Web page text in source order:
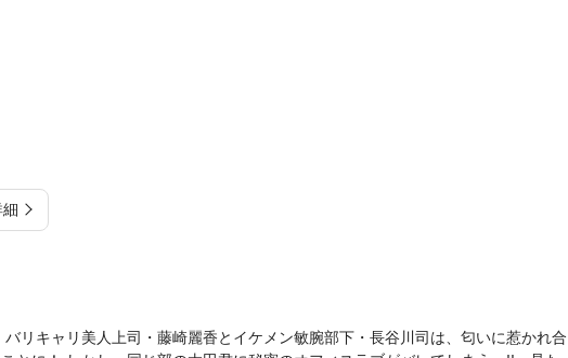
リキャリ美人上司・藤崎麗香とイケメン敏腕部下・長谷川司は、匂いに惹かれ合